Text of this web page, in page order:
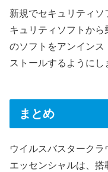
新規でセキュリティ
キュリティソフトか
のソフトをアンイン
ストールするようにし
まとめ
ウイルスバスターク
エッセンシャルは、